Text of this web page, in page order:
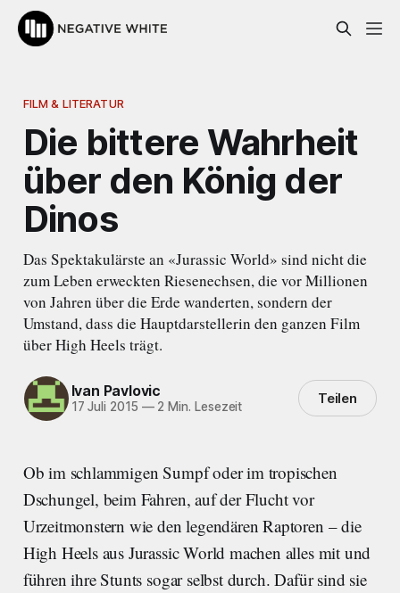
FILM & LITERATUR
Die bittere Wahrheit
über den König der
Dinos
Das Spektakulärste an «Jurassic World» sind nicht die
zum Leben erweckten Riesenechsen, die vor Millionen
von Jahren über die Erde wanderten, sondern der
Umstand, dass die Hauptdarstellerin den ganzen Film
über High Heels trägt.
Ivan Pavlovic
17 Juli 2015 —2 Min. Lesezeit Teilen
Ob im schlammigen Sumpf oder im tropischen
Dschungel, beim Fahren, auf der Flucht vor
Urzeitmonstern wie den legendären Raptoren – die
High Heels aus Jurassic World machen alles mit und
führen ihre Stunts sogar selbst durch. Dafür sind sie